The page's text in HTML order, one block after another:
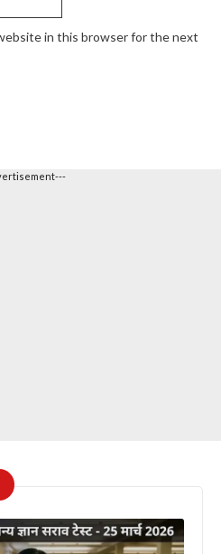
in this browser for the next